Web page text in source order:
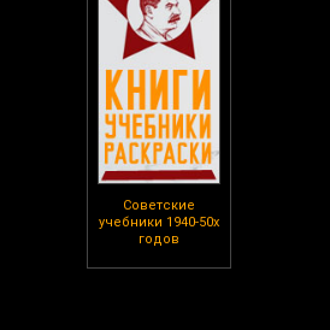
Советские
учебники 1940-50х
годов